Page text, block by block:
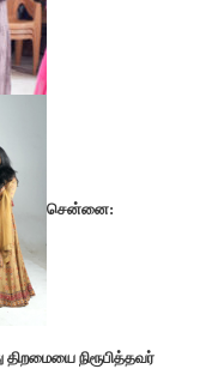
சென்னை:
நிரூபித்தவர்